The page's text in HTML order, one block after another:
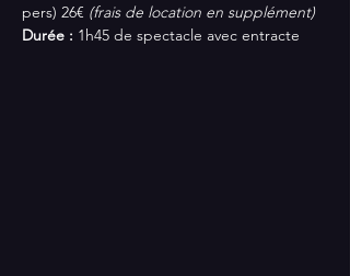
pers) 26€ (frais de location en supplément)
Durée : 1h45 de spectacle avec entracte